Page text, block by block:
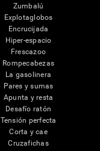
Zumbalú
Explotaglobos
Encrucijada
Hiper-espacio
Frescazoo
Rompecabezas
La gasolinera
Pares y sumas
Apunta y resta
Desafío ratón
Tensión perfecta
Corta y cae
Cruzafichas